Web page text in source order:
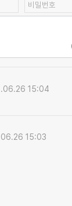
15:04
15:03